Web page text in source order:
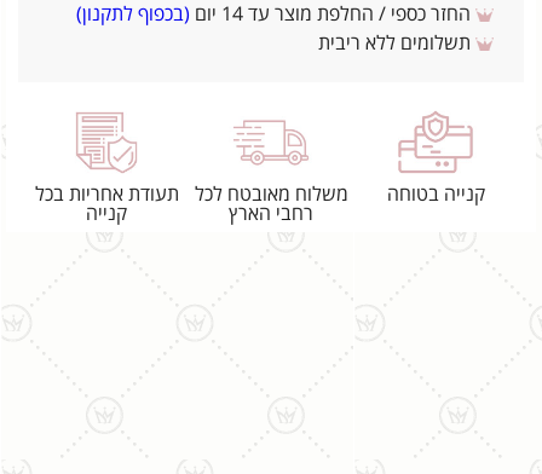
החזר כספי / החלפת מוצר עד 14 יום
(בכפוף לתקנון)
תשלומים ללא ריבית
קנייה בטוחה
משלוח מאובטח לכל
רחבי הארץ
תעודת אחריות בכל
קנייה